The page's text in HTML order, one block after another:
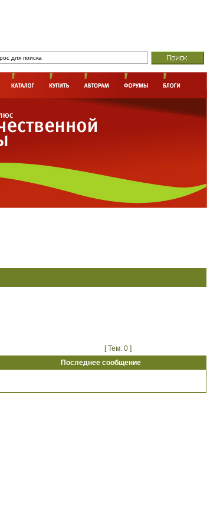
[ Тем: 0 ]
Последнее сообщение